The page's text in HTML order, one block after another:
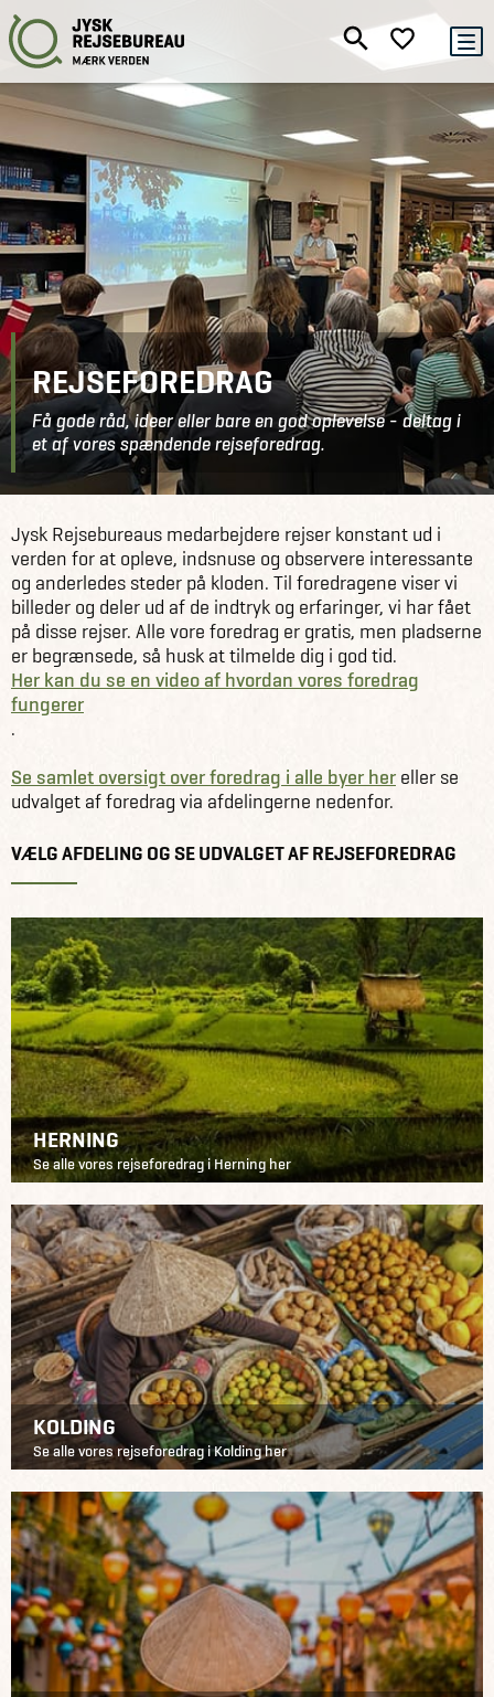
REJSEFOREDRAG
Få gode råd, ideer eller bare en god oplevelse - deltag i
et af vores spændende rejseforedrag.
Jysk Rejsebureaus medarbejdere rejser konstant ud i
verden for at opleve, indsnuse og observere interessante
og anderledes steder på kloden. Til foredragene viser vi
billeder og deler ud af de indtryk og erfaringer, vi har fået
på disse rejser. Alle vore foredrag er gratis, men pladserne
er begrænsede, så husk at tilmelde dig i god tid.
Her kan du se en video af hvordan vores foredrag
fungerer
.
Se samlet oversigt over foredrag i alle byer her eller se
udvalget af foredrag via afdelingerne nedenfor.
VÆLG AFDELING OG SE UDVALGET AF REJSEFOREDRAG
HERNING
Se alle vores rejseforedrag i Herning her
KOLDING
Se alle vores rejseforedrag i Kolding her